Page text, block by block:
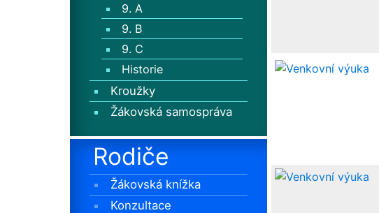
9. A
9. B
9. C
Historie
Kroužky
Žákovská samospráva
Rodiče
Žákovská knížka
Konzultace